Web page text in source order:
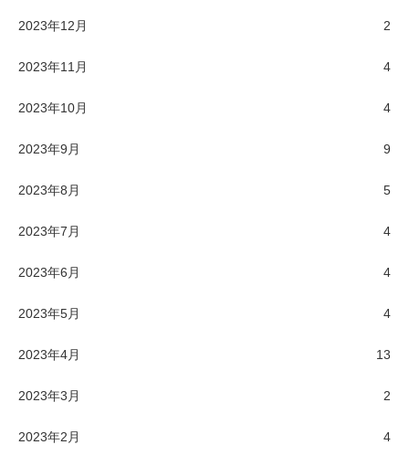
2023年12月 2
2023年11月 4
2023年10月 4
2023年9月 9
2023年8月 5
2023年7月 4
2023年6月 4
2023年5月 4
2023年4月 13
2023年3月 2
2023年2月 4